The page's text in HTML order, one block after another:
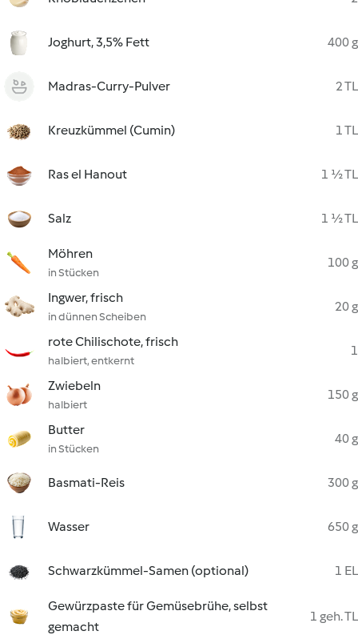
Joghurt, 3,5% Fett 400 g
Madras-Curry-Pulver 2 TL
Kreuzkümmel (Cumin) 1 TL
Ras el Hanout 1 ½ TL
Salz 1 ½ TL
Möhren
in Stücken
100 g
Ingwer, frisch
in dünnen Scheiben
20 g
rote Chilischote, frisch
halbiert, entkernt
1
Zwiebeln
halbiert
150 g
Butter
in Stücken
40 g
Basmati-Reis 300 g
Wasser 650 g
Schwarzkümmel-Samen (optional) 1 EL
Gewürzpaste für Gemüsebrühe, selbst
gemacht
1 geh. TL